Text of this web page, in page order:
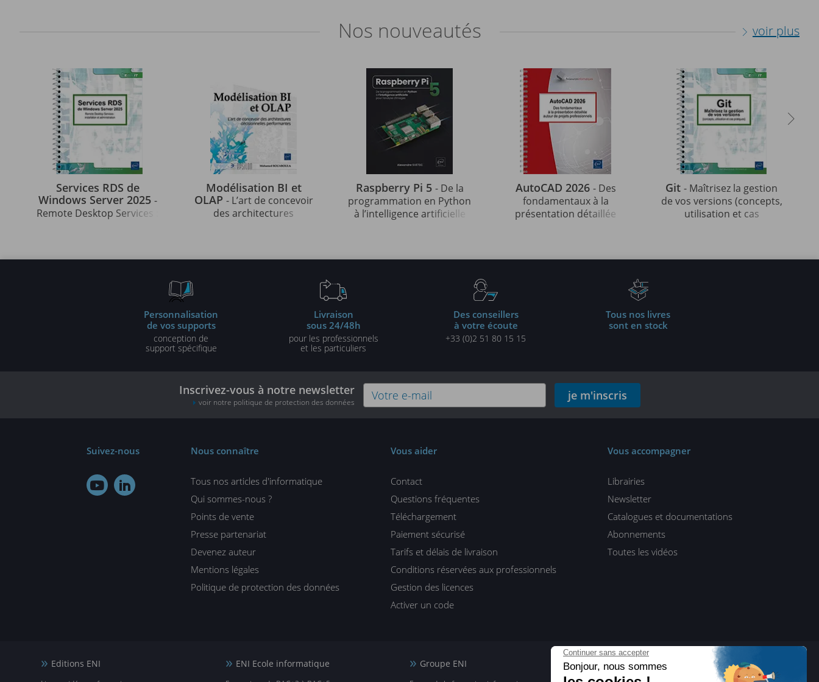
Nos nouveautés voir plus
Services RDS de
Windows Server 2025 -
Remote Desktop Services :
Modélisation BI et
OLAP - L’art de concevoir
des architectures
Raspberry Pi 5 - De la
programmation en Python
à l’intelligence artificielle
AutoCAD 2026 - Des
fondamentaux à la
présentation détaillée
Git - Maîtrisez la gestion
de vos versions (concepts,
utilisation et cas
Personnalisation
de vos supports
conception de
support spécifique
Livraison
sous 24/48h
pour les professionnels
et les particuliers
Des conseillers
à votre écoute
+33 (0)2 51 80 15 15
Tous nos livres
sont en stock
Inscrivez-vous à notre newsletter
voir notre politique de protection des données je m'inscris
Suivez-nous
 
Nous connaître
Tous nos articles d'informatique
Qui sommes-nous ?
Points de vente
Presse partenariat
Devenez auteur
Mentions légales
Politique de protection des données
Vous aider
Contact
Questions fréquentes
Téléchargement
Paiement sécurisé
Tarifs et délais de livraison
Conditions réservées aux professionnels
Gestion des licences
Activer un code
Vous accompagner
Librairies
Newsletter
Catalogues et documentations
Abonnements
Toutes les vidéos
Editions ENI ENI Ecole informatique Groupe ENI ENI Blog